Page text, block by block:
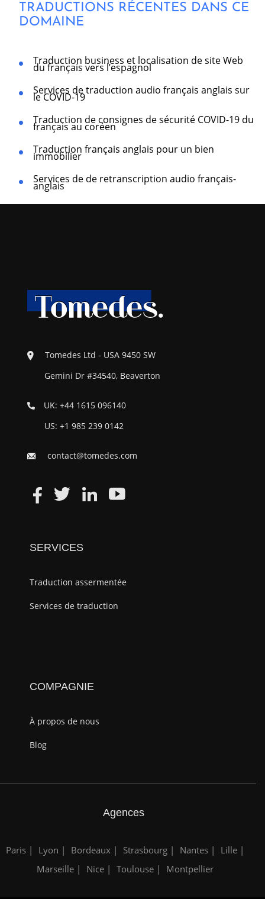
TRADUCTIONS RÉCENTES DANS CE
DOMAINE
Traduction business et localisation de site Web
du français vers l’espagnol
Services de traduction audio français anglais sur
le COVID-19
Traduction de consignes de sécurité COVID-19 du
français au coréen
Traduction français anglais pour un bien
immobilier
Services de de retranscription audio français-
anglais
Tomedes Ltd - USA 9450 SW
Gemini Dr #34540, Beaverton
UK: +44 1615 096140
US: +1 985 239 0142
contact@tomedes.com
SERVICES
Traduction assermentée
Services de traduction
COMPAGNIE
À propos de nous
Blog
Agences
Paris | Lyon | Bordeaux | Strasbourg | Nantes |
Lille |
Marseille |
Nice | Toulouse | Montpellier